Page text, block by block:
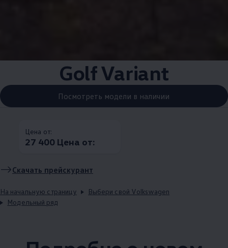
Golf Variant
Посмотреть модели в наличии
Цена от:
27 400 Цена от:
Скачать прейскурант
На начальную страницу
Выбери свой Volkswagen
Модельный ряд